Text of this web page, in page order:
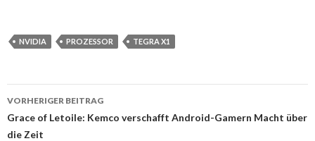
NVIDIA PROZESSOR TEGRA X1
Beitragsnavigation
VORHERIGER BEITRAG
Grace of Letoile: Kemco verschafft Android-Gamern Macht über
die Zeit